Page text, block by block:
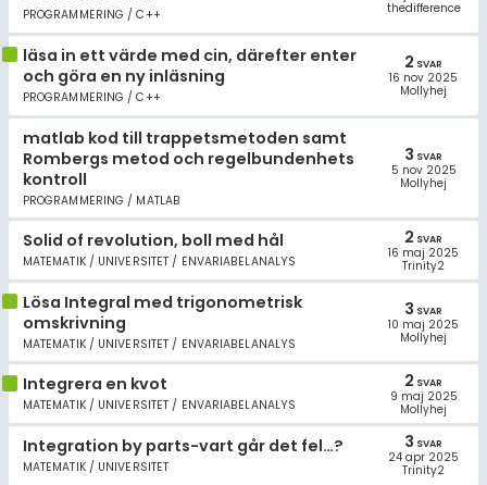
PROGRAMMERING / C++
thedifference
läsa in ett värde med cin, därefter enter
och göra en ny inläsning
PROGRAMMERING / C++
2 SVAR
16 nov 2025
Mollyhej
matlab kod till trappetsmetoden samt
Rombergs metod och regelbundenhets
kontroll
PROGRAMMERING / MATLAB
3 SVAR
5 nov 2025
Mollyhej
Solid of revolution, boll med hål
MATEMATIK / UNIVERSITET / ENVARIABELANALYS
2 SVAR
16 maj 2025
Trinity2
Lösa Integral med trigonometrisk
omskrivning
MATEMATIK / UNIVERSITET / ENVARIABELANALYS
3 SVAR
10 maj 2025
Mollyhej
Integrera en kvot
MATEMATIK / UNIVERSITET / ENVARIABELANALYS
2 SVAR
9 maj 2025
Mollyhej
Integration by parts-vart går det fel…?
MATEMATIK / UNIVERSITET
3 SVAR
24 apr 2025
Trinity2
För lärare
Om Pluggakuten
Allmänna villkor
Cookie-inställningar